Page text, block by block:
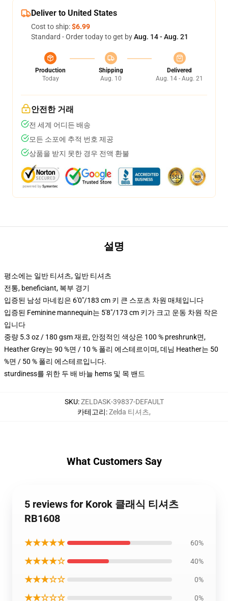
Deliver to United States
Cost to ship:$6.99
Standard - Order today to get byAug. 14 - Aug. 21
Production
Today
Shipping
Aug. 10
Delivered
Aug. 14 - Aug. 21
안전한 거래
전 세계 어디든 배송
모든 소포에 추적 번호 제공
상품을 받지 못한 경우 전액 환불
설명
평소에는 일반 티셔츠, 일반 티셔츠
전통, beneficiant, 복부 경기
입증된 남성 마네킹은 6'0"/183 cm 키 큰 스포츠 차원 매체입니다
입증된 Feminine mannequin는 5'8"/173 cm 키가 크고 운동 차원 작은
입니다
중량 5.3 oz / 180 gsm 재료, 안정적인 색상은 100 % preshrunk면,
Heather Grey는 90 %면 / 10 % 폴리 에스테르이며, 데님 Heather는 50
%면 / 50 % 폴리 에스테르입니다.
sturdiness를 위한 두 배 바늘 hems 및 목 밴드
SKU:ZELDASK-39837-DEFAULT
카테고리:Zelda 티셔츠,
What Customers Say
5 reviews for Korok 클래식 티셔츠
RB1608
★★★★★ 60%
★★★★☆ 40%
★★★☆☆ 0%
★★☆☆☆ 0%